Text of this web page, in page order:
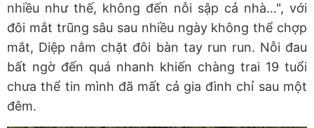
nhiều như thế, không đến nỗi sập cả nhà…", với
đôi mắt trũng sâu sau nhiều ngày không thể chợp
mắt, Diệp nắm chặt đôi bàn tay run run. Nỗi đau
bất ngờ đến quá nhanh khiến chàng trai 19 tuổi
chưa thể tin mình đã mất cả gia đình chỉ sau một
đêm.